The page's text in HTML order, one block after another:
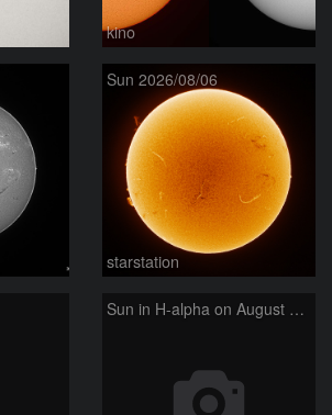
kino
Sun 2026/08/06
starstation
Sun in H-alpha on August 6, 2026